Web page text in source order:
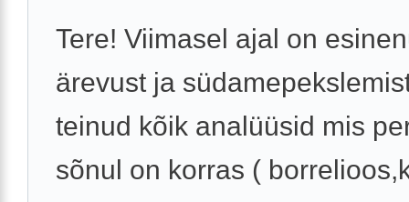
Tere! Viimasel ajal on
ärevust ja
teinud kõik analüüsid mis
sõnul on korras (